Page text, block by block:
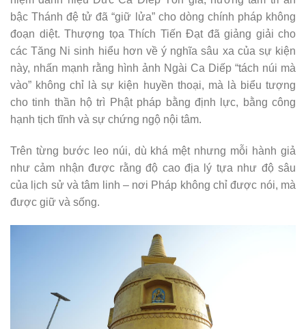
bậc Thánh đệ tử đã “giữ lửa” cho dòng chính pháp không
đoạn diệt. Thượng tọa Thích Tiến Đạt đã giảng giải cho
các Tăng Ni sinh hiểu hơn về ý nghĩa sâu xa của sự kiện
này, nhấn mạnh rằng hình ảnh Ngài Ca Diếp “tách núi mà
vào” không chỉ là sự kiện huyền thoại, mà là biểu tượng
cho tinh thần hộ trì Phật pháp bằng định lực, bằng công
hạnh tịch tĩnh và sự chứng ngộ nội tâm.
Trên từng bước leo núi, dù khá mệt nhưng mỗi hành giả
như cảm nhận được rằng độ cao địa lý tựa như độ sâu
của lịch sử và tâm linh – nơi Pháp không chỉ được nói, mà
được giữ và sống.